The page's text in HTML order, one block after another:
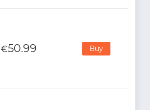
€50.99 Buy